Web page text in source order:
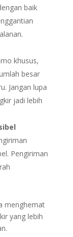
baik
khusus,
besar
Jangan lupa
jadi lebih
Pengiriman
menghemat
yang lebih